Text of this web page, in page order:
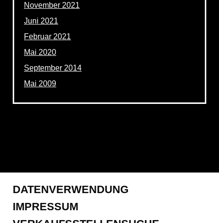
November 2021
Juni 2021
Februar 2021
Mai 2020
September 2014
Mai 2009
DATENVERWENDUNG
IMPRESSUM